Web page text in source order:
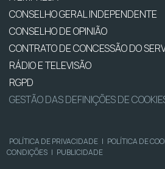
CONSELHO GERAL INDEPENDENTE
CONSELHO DE OPINIÃO
CONTRATO DE CONCESSÃO DO
RÁDIO E TELEVISÃO
RGPD
GESTÃO DAS DEFINIÇÕES DE
POLÍTICA DE PRIVACIDADE | POLÍTICA DE
CONDIÇÕES | PUBLICIDADE